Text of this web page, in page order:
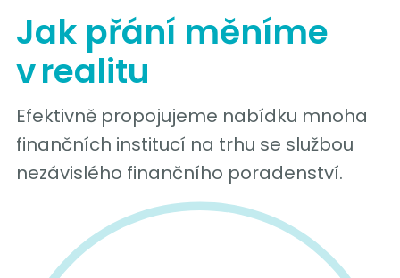
Jak přání měníme
v realitu
Efektivně propojujeme nabídku mnoha
finančních institucí na trhu se službou
nezávislého finančního poradenství.